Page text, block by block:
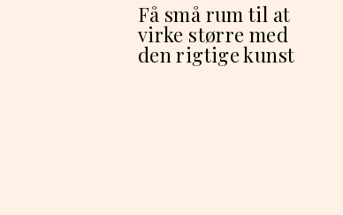
Få små rum til at
virke større med
den rigtige kunst